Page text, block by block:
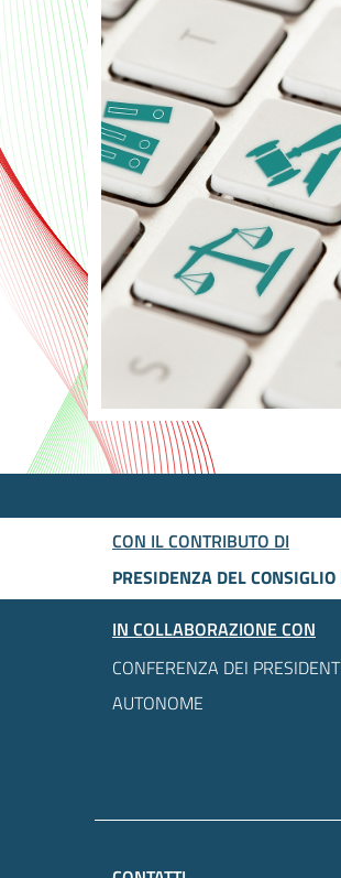
CON IL CONTRIBUTO DI
PRESIDENZA DEL
IN COLLABORAZIONE CON
CONFERENZA DEI
AUTONOME